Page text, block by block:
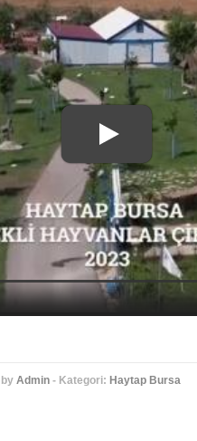
by Admin- Kategori: Haytap Bursa